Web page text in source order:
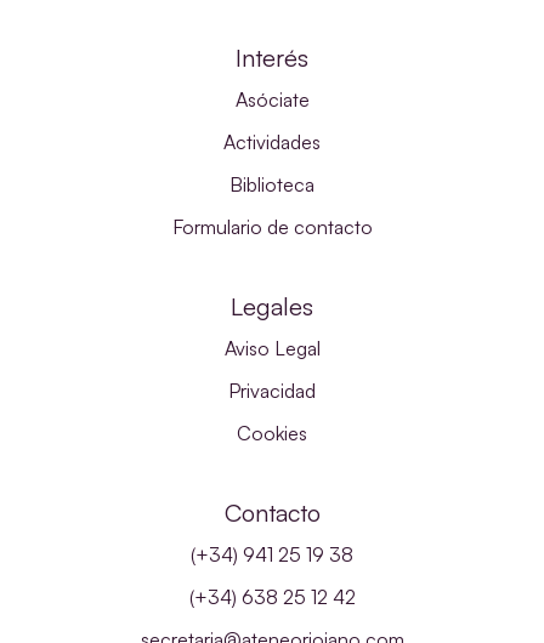
Interés
Asóciate
Actividades
Biblioteca
Formulario de contacto
Legales
Aviso Legal
Privacidad
Cookies
Contacto
(+34) 941 25 19 38
(+34) 638 25 12 42